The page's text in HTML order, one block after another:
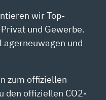
wir Top-
und Gewerbe.
und
zum offiziellen
den offiziellen CO2-